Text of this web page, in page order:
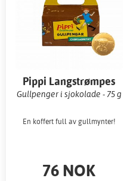
Pippi Langstrømpes
frakkveske
Gullpenger i sjokolade - 75 g
En koffert full av gullmynter!
76 NOK